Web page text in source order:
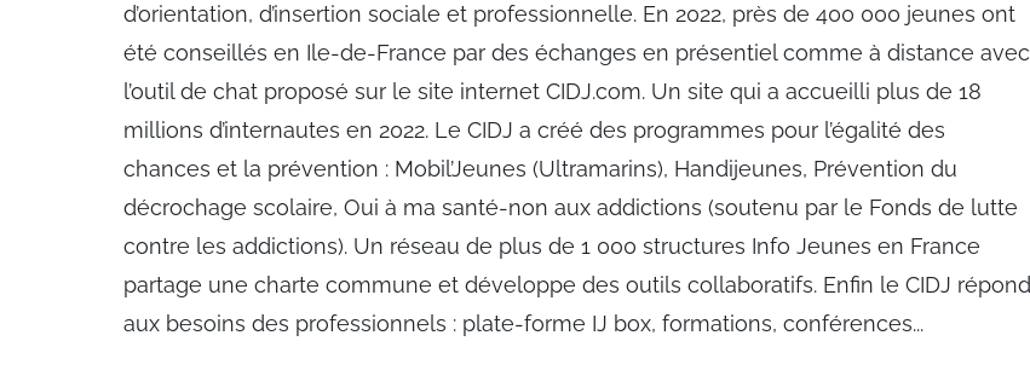
d’orientation, d’insertion sociale et professionnelle. En 2022, près de 400 000 jeunes ont
été conseillés en Ile-de-France par des échanges en présentiel comme à distance avec
l’outil de chat proposé sur le site internet CIDJ.com. Un site qui a accueilli plus de 18
millions d’internautes en 2022. Le CIDJ a créé des programmes pour l’égalité des
chances et la prévention : Mobil’Jeunes (Ultramarins), Handijeunes, Prévention du
décrochage scolaire, Oui à ma santé-non aux addictions (soutenu par le Fonds de lutte
contre les addictions). Un réseau de plus de 1 000 structures Info Jeunes en France
partage une charte commune et développe des outils collaboratifs. Enfin le CIDJ répond
aux besoins des professionnels : plate-forme IJ box, formations, conférences...